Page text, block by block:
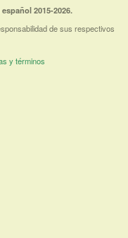
2015-2026.
de sus respectivos
y términos